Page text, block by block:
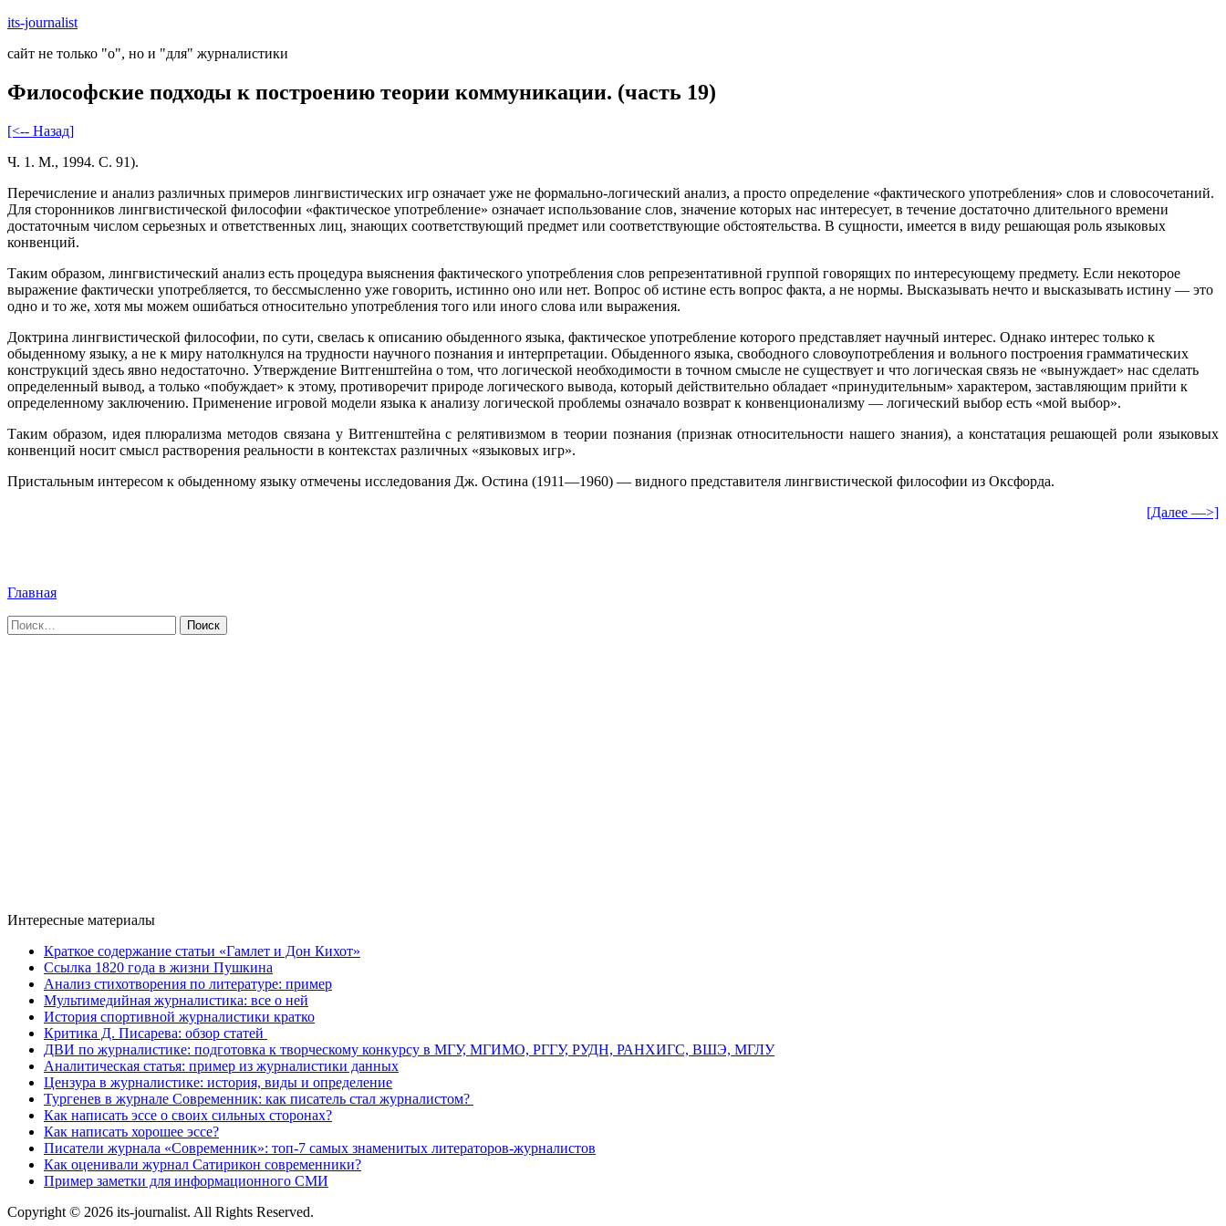
Skip
content
its-journalist
сайт не только "о", но и "для" журналистики
Философские подходы к построению теории коммуникации. (часть 19)
[<-- Назад]
Ч. 1. М., 1994. С. 91).
Перечисление и анализ различных примеров лингвистических игр означает уже не формально-логический анализ, а просто определение «фактического употребления» слов и словосочетаний.
Для сторонников лингвистической философии «фактическое употребление» означает использование слов, значение которых нас интересует, в течение достаточно длительного времени
достаточным числом серьезных и ответственных лиц, знающих соответствующий предмет или соответствующие обстоятельства. В сущности, имеется в виду решающая роль языковых
конвенций.
Таким образом, лингвистический анализ есть процедура выяснения фактического употребления слов репрезентативной группой говорящих по интересующему предмету. Если некоторое
выражение фактически употребляется, то бессмысленно уже говорить, истинно оно или нет. Вопрос об истине есть вопрос факта, а не нормы. Высказывать нечто и высказывать истину — это
одно и то же, хотя мы можем ошибаться относительно употребления того или иного слова или выражения.
Доктрина лингвистической философии, по сути, свелась к описанию обыденного языка, фактическое употребление которого представляет научный интерес. Однако интерес только к
обыденному языку, а не к миру натолкнулся на трудности научного познания и интерпретации. Обыденного языка, свободного словоупотребления и вольного построения грамматических
конструкций здесь явно недостаточно. Утверждение Витгенштейна о том, что логической необходимости в точном смысле не существует и что логическая связь не «вынуждает» нас сделать
определенный вывод, а только «побуждает» к этому, противоречит природе логического вывода, который действительно обладает «принудительным» характером, заставляющим прийти к
определенному заключению. Применение игровой модели языка к анализу логической проблемы означало возврат к конвенционализму — логический выбор есть «мой выбор».
Таким образом, идея плюрализма методов связана у Витгенштейна с релятивизмом в теории познания (признак относительности нашего знания), а констатация решающей роли языковых
конвенций носит смысл растворения реальности в контекстах различных «языковых игр».
Пристальным интересом к обыденному языку отмечены исследования Дж. Остина (1911—1960) — видного представителя лингвистической философии из Оксфорда.
[Далее —>]
Главная
Найти:
Интересные материалы
Краткое содержание статьи «Гамлет и Дон Кихот»
Ссылка 1820 года в жизни Пушкина
Анализ стихотворения по литературе: пример
Мультимедийная журналистика: все о ней
История спортивной журналистики кратко
Критика Д. Писарева: обзор статей
ДВИ по журналистике: подготовка к творческому конкурсу в МГУ, МГИМО, РГГУ, РУДН, РАНХИГС, ВШЭ, МГЛУ
Аналитическая статья: пример из журналистики данных
Цензура в журналистике: история, виды и определение
Тургенев в журнале Современник: как писатель стал журналистом?
Как написать эссе о своих сильных сторонах?
Как написать хорошее эссе?
Писатели журнала «Современник»: топ-7 самых знаменитых литераторов-журналистов
Как оценивали журнал Сатирикон современники?
Пример заметки для информационного СМИ
Copyright © 2026 its-journalist. All Rights Reserved.